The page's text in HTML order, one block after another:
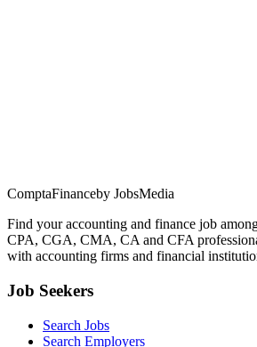
ComptaFinanceby JobsMedia
Find your accounting and finance job
CPA, CGA, CMA, CA and CFA
with accounting firms and financial
Job Seekers
Search Jobs
Search Employers